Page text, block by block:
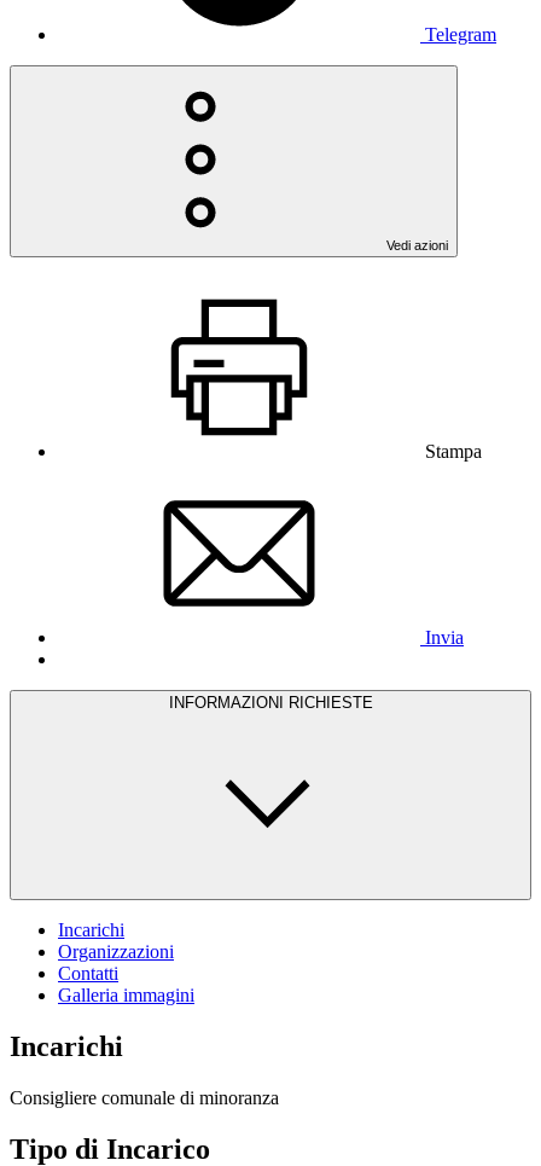
Telegram
Vedi azioni
Stampa
Invia
INFORMAZIONI RICHIESTE
Incarichi
Organizzazioni
Contatti
Galleria immagini
Incarichi
Consigliere comunale di minoranza
Tipo di Incarico